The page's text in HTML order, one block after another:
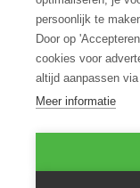
Privacy Policy
Cookies
Cookie policy
persoonlijk te
Door op
cookies voor
altijd aanpassen
Meer informatie